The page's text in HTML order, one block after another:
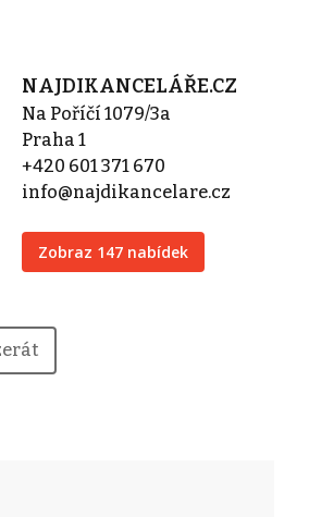
NAJDIKANCELÁŘE.CZ
Na Poříčí 1079/3a
Praha 1
+420 601 371 670
info@najdikancelare.cz
Zobraz 147 nabídek